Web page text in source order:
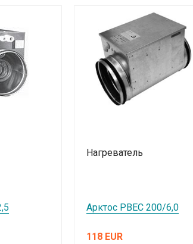
Нагреватель
Арктос РВЕС 200/6,0
118 EUR